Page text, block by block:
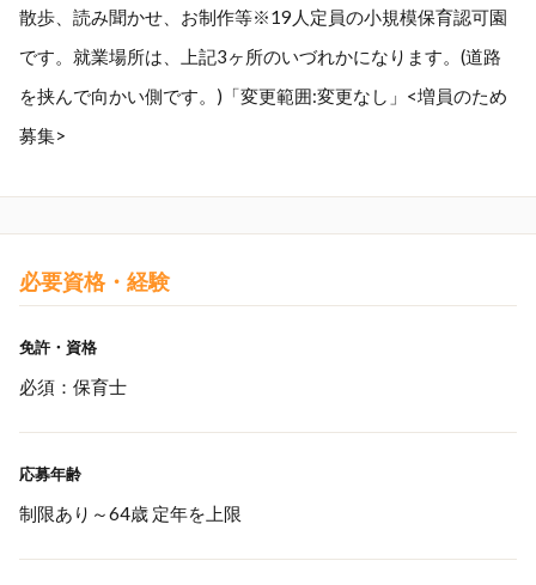
散歩、読み聞かせ、お制作等※19人定員の小規模保育認可園
です。就業場所は、上記3ヶ所のいづれかになります。(道路
を挟んで向かい側です。)「変更範囲:変更なし」<増員のため
募集>
必要資格・経験
免許・資格
必須：保育士
応募年齢
制限あり～64歳 定年を上限